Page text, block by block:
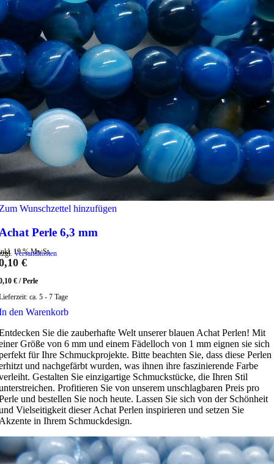
Wunschzettel hinzufügen
Perle 6,3 mm
19 % MwSt.
Versandkosten
€
€ /Perle
ca. 5 - 7 Tage
den Warenkorb
Sie die zauberhafte Welt unserer blauen Achat Perlen! Mit
Größe von 6 mm und einem Fädelloch von 1 mm eignen sie sich
für Ihre Schmuckprojekte. Bitte beachten Sie, dass diese Perlen
und nachgefärbt wurden, was ihnen ihre faszinierende Farbe
Gestalten Sie einzigartige Schmuckstücke, die Ihren Stil
Profitieren Sie von unserem unschlagbaren Preis pro
und bestellen Sie noch heute. Lassen Sie sich von der Schönheit
Vielseitigkeit dieser Achat Perlen inspirieren und setzen Sie
in Ihrem Schmuckdesign.